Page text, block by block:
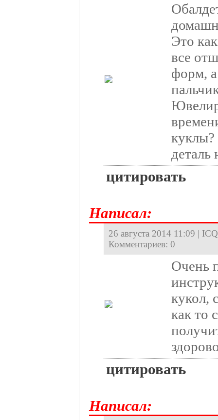
Это
все
форм,
куклы?
деталь
цитировать
Hаписал:
26 августа 2014 11:09 |
Комментариев: 0
Очень
кукол,
как то
цитировать
Hаписал: